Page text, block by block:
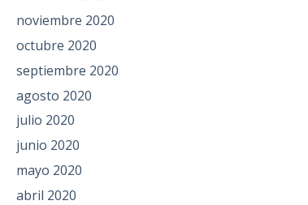
noviembre 2020
octubre 2020
septiembre 2020
agosto 2020
julio 2020
junio 2020
mayo 2020
abril 2020